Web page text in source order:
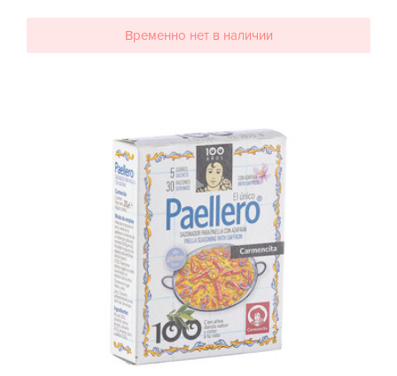
Временно нет в наличии